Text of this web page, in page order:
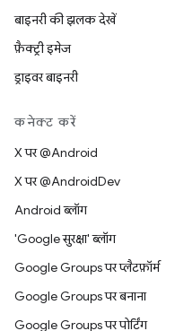
बाइनरी की झलक देखें
फ़ैक्ट्री इमेज
ड्राइवर बाइनरी
कनेक्ट करें
X पर @Android
X पर @AndroidDev
Android ब्लॉग
'Google सुरक्षा' ब्लॉग
Google Groups पर प्लैटफ़ॉर्म
Google Groups पर बनाना
Google Groups पर पोर्टिंग